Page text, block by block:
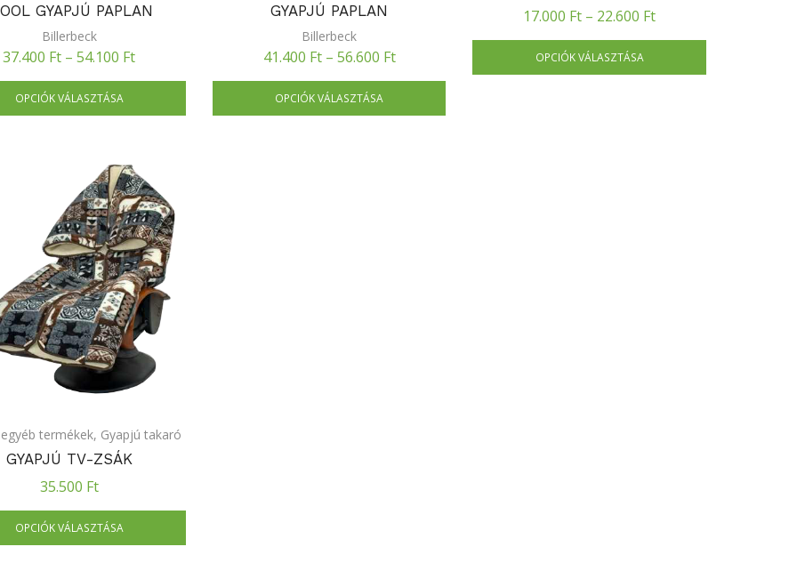
GYAPJÚ PAPLAN
Billerbeck
37.400 Ft –54.100 Ft
OPCIÓK VÁLASZTÁSA
GYAPJÚ PAPLAN
Billerbeck
41.400 Ft– 56.600 Ft
OPCIÓK VÁLASZTÁSA
17.000 Ft – 22.600 Ft
OPCIÓK VÁLASZTÁSA
termékek, Gyapjú takaró
GYAPJÚ TV-ZSÁK
35.500 Ft
OPCIÓK VÁLASZTÁSA